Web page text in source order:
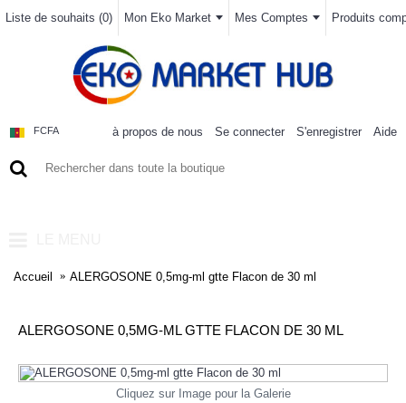
Liste de souhaits (0) Mon Eko Market Mes Comptes Produits
FCFA à propos de nous Se connecter S'enregistrer Aide
Accueil ALERGOSONE 0,5mg-ml gtte Flacon de 30 ml
ALERGOSONE 0,5MG-ML GTTE FLACON DE 30 ML
Cliquez sur Image pour la Galerie